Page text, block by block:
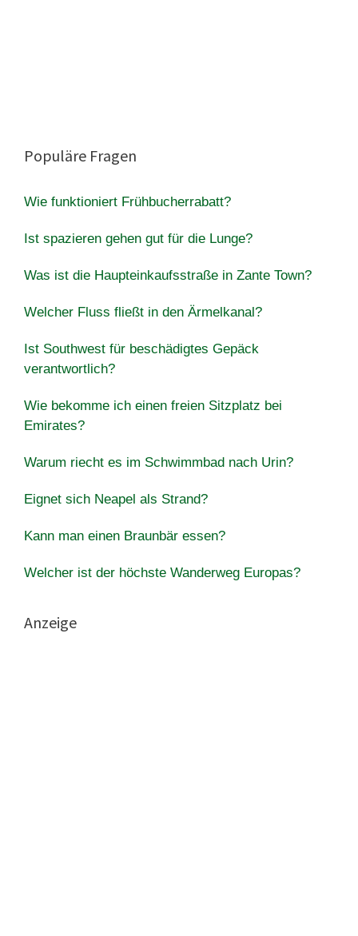
Populäre Fragen
Wie funktioniert Frühbucherrabatt?
Ist spazieren gehen gut für die Lunge?
Was ist die Haupteinkaufsstraße in Zante Town?
Welcher Fluss fließt in den Ärmelkanal?
Ist Southwest für beschädigtes Gepäck
verantwortlich?
Wie bekomme ich einen freien Sitzplatz bei
Emirates?
Warum riecht es im Schwimmbad nach Urin?
Eignet sich Neapel als Strand?
Kann man einen Braunbär essen?
Welcher ist der höchste Wanderweg Europas?
Anzeige